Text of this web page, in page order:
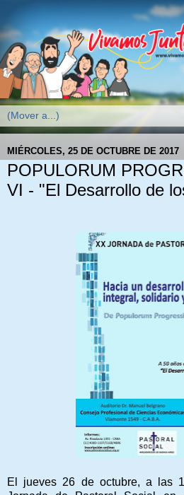
MIÉRCOLES, 25 DE OCTUBRE DE 2017
POPULORUM
VI - "El Desarrollo de
El jueves 26 de octubre, a las